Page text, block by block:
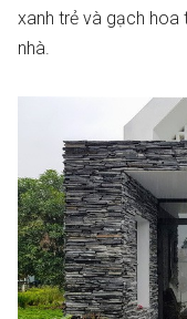
xanh trẻ và gạch hoa
nhà.